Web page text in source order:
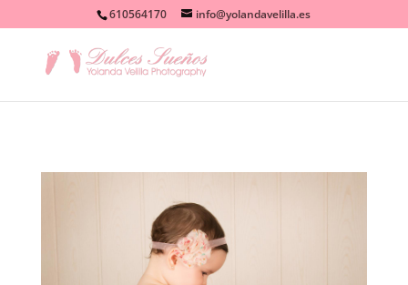
610564170 info@yolandavelilla.es